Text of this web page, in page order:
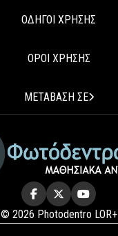
ΟΔΗΓΟΙ ΧΡΗΣΗΣ
ΟΡΟΙ ΧΡΗΣΗΣ
ΜΕΤΑΒΑΣΗ ΣΕ
© 2026 Photodentro LOR+